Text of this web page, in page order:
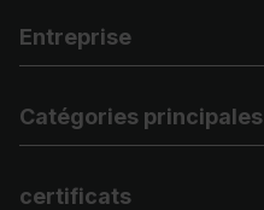
Entreprise
Catégories principales
certificats